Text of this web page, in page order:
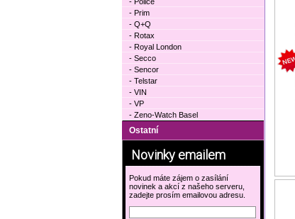
- Prim
- Q+Q
- Rotax
- Royal London
- Secco
- Sencor
- Telstar
- VIN
- VP
- Zeno-Watch Basel
Ostatní
Novinky emailem
Pokud máte zájem o zasílání
novinek a akcí z našeho serveru,
zadejte prosím emailovou adresu.